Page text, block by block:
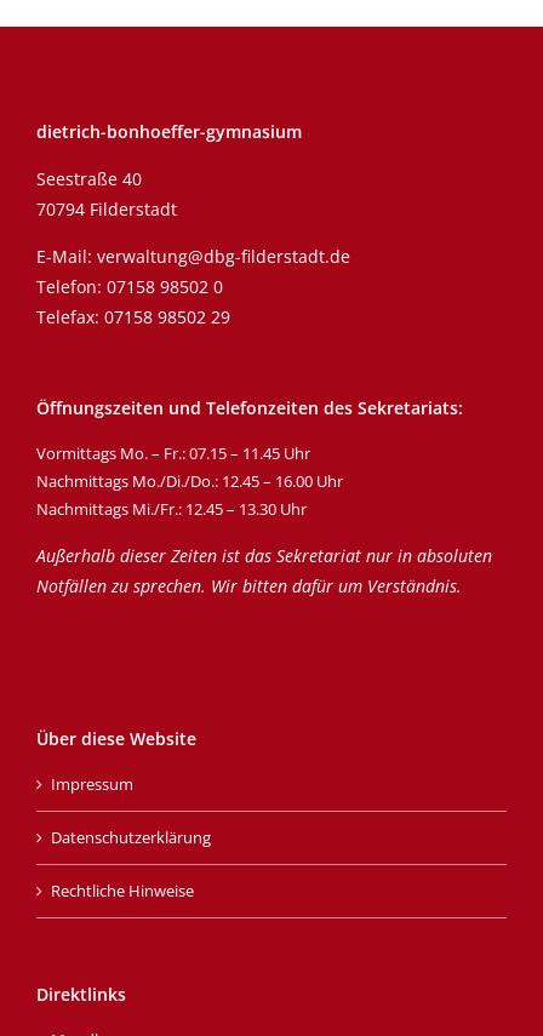
dietrich-bonhoeffer-gymnasium
Seestraße 40
70794 Filderstadt
E-Mail: verwaltung@dbg-filderstadt.de
Telefon: 07158 98502 0
Telefax: 07158 98502 29
Öffnungszeiten und Telefonzeiten des Sekretariats:
Vormittags Mo. – Fr.: 07.15 – 11.45 Uhr
Nachmittags Mo./Di./Do.: 12.45 – 16.00 Uhr
Nachmittags Mi./Fr.: 12.45 – 13.30 Uhr
Außerhalb dieser Zeiten ist das Sekretariat nur in absoluten
Notfällen zu sprechen. Wir bitten dafür um Verständnis.
Über diese Website
Impressum
Datenschutzerklärung
Rechtliche Hinweise
Direktlinks